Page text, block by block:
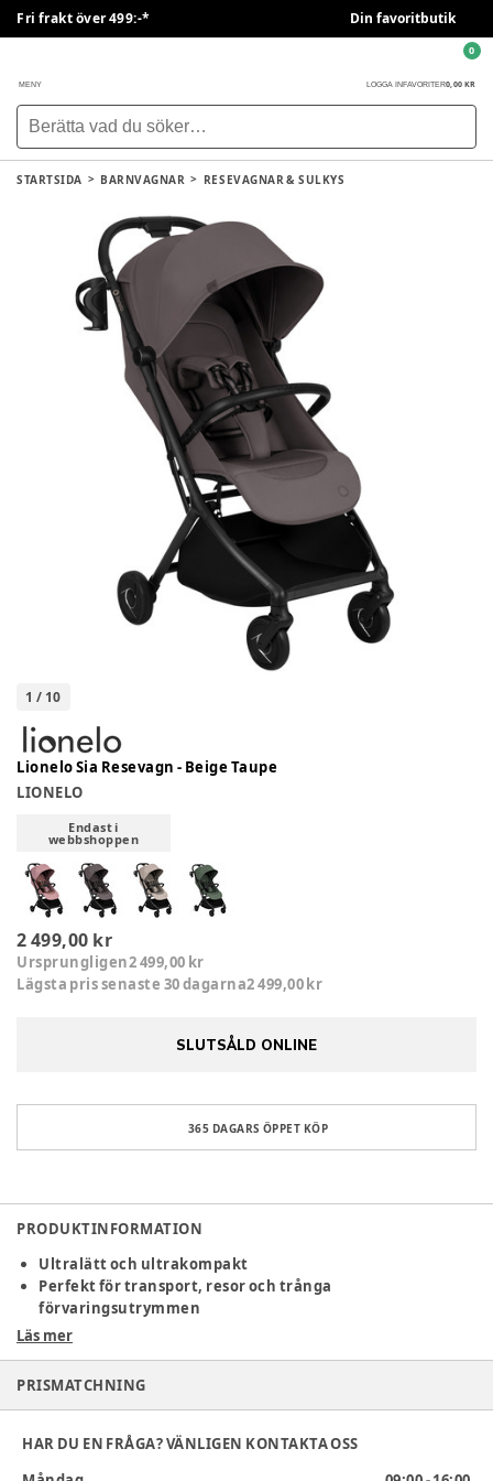
Fri frakt över 499:-* Din favoritbutik
MENY LOGGA IN FAVORITER0,00 KR
0
STARTSIDA BARNVAGNAR RESEVAGNAR & SULKYS
1 / 10
Lionelo Sia Resevagn - Beige Taupe
LIONELO
Endast i
webbshoppen
2 499,00 kr
Ursprungligen2 499,00 kr
Lägsta pris senaste 30 dagarna2 499,00 kr
SLUTSÅLD ONLINE
365 DAGARS ÖPPET KÖP
PRODUKTINFORMATION
Ultralätt och ultrakompakt
Perfekt för transport, resor och trånga
förvaringsutrymmen
Enkel och intuitiv i vardagen
Komfort i alla situationer
UPF50+ och genomtänkt ergonomi
Lionelo Sia är den perfekta barnvagnen för föräldrar som vill
Läs mer
PRISMATCHNING
HAR DU EN FRÅGA? VÄNLIGEN KONTAKTA OSS